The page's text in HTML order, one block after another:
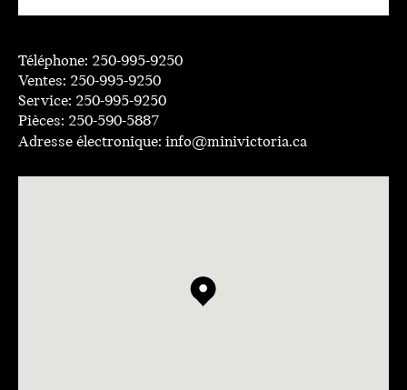
Téléphone: 250-995-9250
Ventes: 250-995-9250
Service: 250-995-9250
Pièces: 250-590-5887
Adresse électronique: info@minivictoria.ca